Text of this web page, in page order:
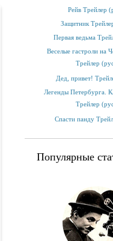
Рейв Трейлер
Защитник
Первая ведьма
Веселые гастроли на
Трейлер
Дед, привет!
Легенды Петербурга.
Трейлер
Спасти панду
Популярные